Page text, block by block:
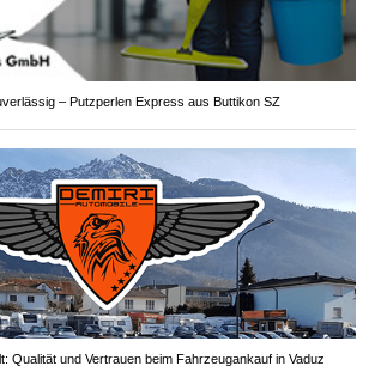
– Putzperlen Express aus Buttikon SZ
Qualität und Vertrauen beim Fahrzeugankauf in Vaduz